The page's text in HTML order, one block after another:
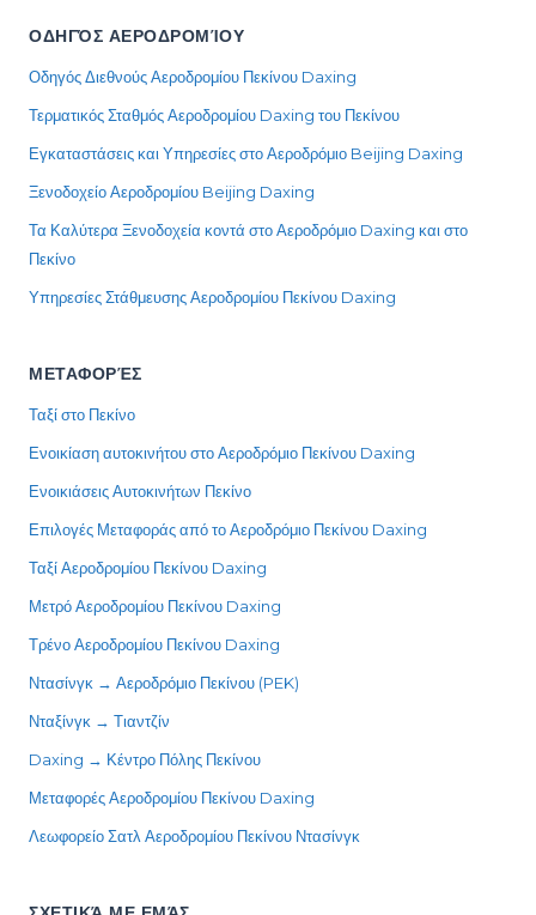
ΟΔΗΓΌΣ ΑΕΡΟΔΡΟΜΊΟΥ
Οδηγός Διεθνούς Αεροδρομίου Πεκίνου Daxing
Τερματικός Σταθμός Αεροδρομίου Daxing του Πεκίνου
Εγκαταστάσεις και Υπηρεσίες στο Αεροδρόμιο Beijing Daxing
Ξενοδοχείο Αεροδρομίου Beijing Daxing
Τα Καλύτερα Ξενοδοχεία κοντά στο Αεροδρόμιο Daxing και στο
Πεκίνο
Υπηρεσίες Στάθμευσης Αεροδρομίου Πεκίνου Daxing
ΜΕΤΑΦΟΡΈΣ
Ταξί στο Πεκίνο
Ενοικίαση αυτοκινήτου στο Αεροδρόμιο Πεκίνου Daxing
Ενοικιάσεις Αυτοκινήτων Πεκίνο
Επιλογές Μεταφοράς από το Αεροδρόμιο Πεκίνου Daxing
Ταξί Αεροδρομίου Πεκίνου Daxing
Μετρό Αεροδρομίου Πεκίνου Daxing
Τρένο Αεροδρομίου Πεκίνου Daxing
Ντασίνγκ → Αεροδρόμιο Πεκίνου (PEK)
Νταξίνγκ → Τιαντζίν
Daxing → Κέντρο Πόλης Πεκίνου
Μεταφορές Αεροδρομίου Πεκίνου Daxing
Λεωφορείο Σατλ Αεροδρομίου Πεκίνου Ντασίνγκ